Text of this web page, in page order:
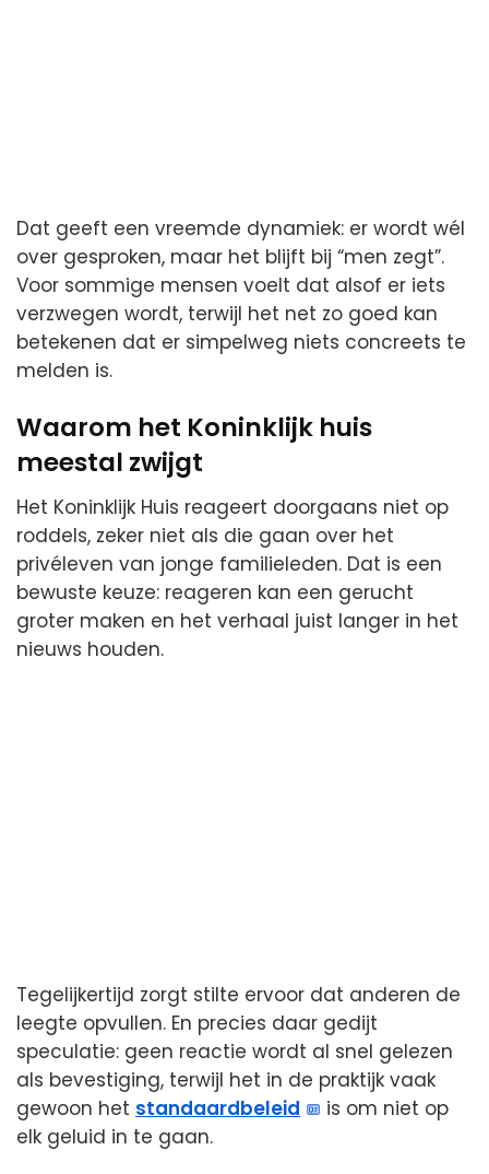
Dat geeft een vreemde dynamiek: er wordt wél
over gesproken, maar het blijft bij “men zegt”.
Voor sommige mensen voelt dat alsof er iets
verzwegen wordt, terwijl het net zo goed kan
betekenen dat er simpelweg niets concreets te
melden is.
Waarom het Koninklijk huis
meestal zwijgt
Het Koninklijk Huis reageert doorgaans niet op
roddels, zeker niet als die gaan over het
privéleven van jonge familieleden. Dat is een
bewuste keuze: reageren kan een gerucht
groter maken en het verhaal juist langer in het
nieuws houden.
Tegelijkertijd zorgt stilte ervoor dat anderen de
leegte opvullen. En precies daar gedijt
speculatie: geen reactie wordt al snel gelezen
als bevestiging, terwijl het in de praktijk vaak
gewoon het standaardbeleid
is om niet op
elk geluid in te gaan.